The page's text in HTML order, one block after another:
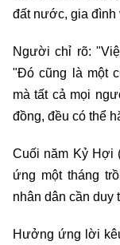
đất nước, gia đình
Người chỉ rõ:
"Đó cũng là một
mà tất cả mọi
đồng, đều có thể
Cuối năm Kỷ Hợi
ứng một tháng
nhân dân cần duy
Hưởng ứng lời